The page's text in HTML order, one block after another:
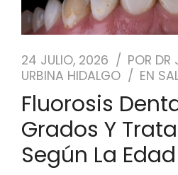
24 JULIO, 2026 POR DR
URBINA HIDALGO
EN
Fluorosis
Grados Y
Según La Edad